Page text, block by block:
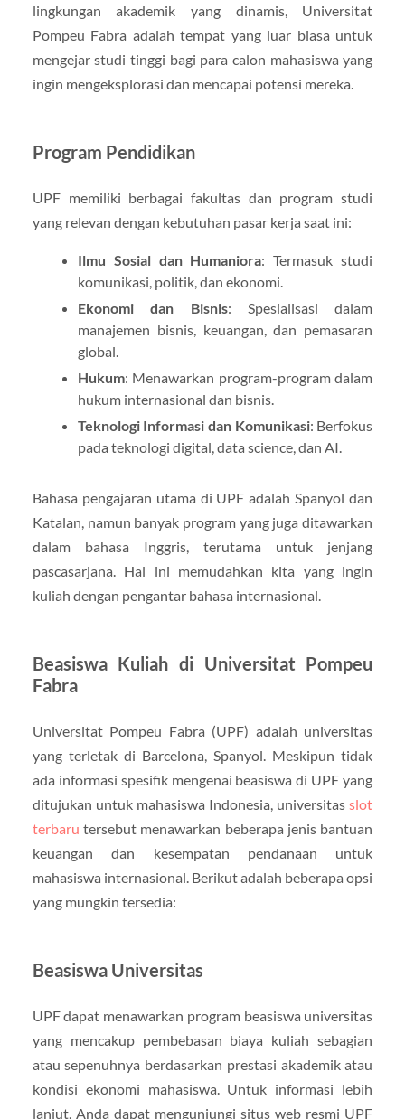
lingkungan akademik yang dinamis, Universitat
Pompeu Fabra adalah tempat yang luar biasa untuk
mengejar studi tinggi bagi para calon mahasiswa yang
ingin mengeksplorasi dan mencapai potensi mereka.
Program Pendidikan
UPF memiliki berbagai fakultas dan program studi
yang relevan dengan kebutuhan pasar kerja saat ini:
Ilmu Sosial dan Humaniora: Termasuk studi
komunikasi, politik, dan ekonomi.
Ekonomi dan Bisnis: Spesialisasi dalam
manajemen bisnis, keuangan, dan pemasaran
global.
Hukum: Menawarkan program-program dalam
hukum internasional dan bisnis.
Teknologi Informasi dan Komunikasi: Berfokus
pada teknologi digital, data science, dan AI.
Bahasa pengajaran utama di UPF adalah Spanyol dan
Katalan, namun banyak program yang juga ditawarkan
dalam bahasa Inggris, terutama untuk jenjang
pascasarjana. Hal ini memudahkan kita yang ingin
kuliah dengan pengantar bahasa internasional.
Beasiswa Kuliah di Universitat Pompeu
Fabra
Universitat Pompeu Fabra (UPF) adalah universitas
yang terletak di Barcelona, Spanyol. Meskipun tidak
ada informasi spesifik mengenai beasiswa di UPF yang
ditujukan untuk mahasiswa Indonesia, universitasslot
terbaru tersebut menawarkan beberapa jenis bantuan
keuangan dan kesempatan pendanaan untuk
mahasiswa internasional. Berikut adalah beberapa opsi
yang mungkin tersedia:
Beasiswa Universitas
UPF dapat menawarkan program beasiswa universitas
yang mencakup pembebasan biaya kuliah sebagian
atau sepenuhnya berdasarkan prestasi akademik atau
kondisi ekonomi mahasiswa. Untuk informasi lebih
lanjut, Anda dapat mengunjungi situs web resmi UPF